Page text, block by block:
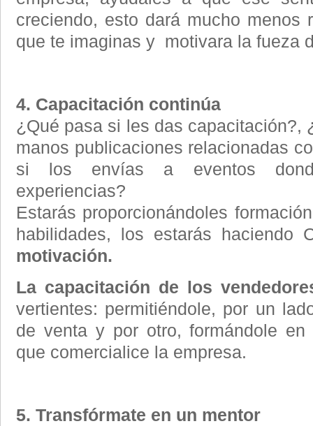
creciendo, esto dará mucho menos
que te imaginas y motivara la fueza
4. Capacitación continúa
¿Qué pasa si les das capacitación?,
manos publicaciones relacionadas
si los envías a eventos
experiencias?
Estarás proporcionándoles
habilidades, los estarás haciendo
motivación.
La capacitación de los
vertientes: permitiéndole, por un
de venta y por otro, formándole en
que comercialice la empresa.
5. Transfórmate en un mentor